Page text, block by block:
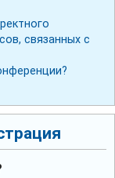
связанных с